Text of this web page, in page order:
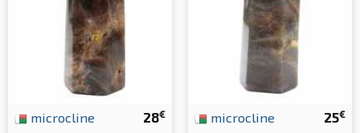
28€
microcline 25€
microcline